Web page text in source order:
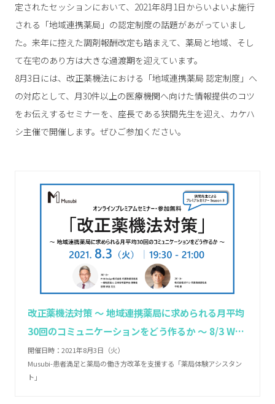
定されたセッションにおいて、2021年8月1日からいよいよ施行
される「地域連携薬局」の認定制度の話題があがっていまし
た。来年に控えた調剤報酬改定も踏まえて、薬局と地域、そし
て在宅のあり方は大きな過渡期を迎えています。
8月3日には、改正薬機法における「地域連携薬局 認定制度」へ
の対応として、月30件以上の医療機関へ向けた情報提供のコツ
をお伝えするセミナーを、座長である狭間先生を迎え、カケハ
シ主催で開催します。ぜひご参加ください。
改正薬機法対策 ～ 地域連携薬局に求められる月平均
30回のコミュニケーションをどう作るか ～ 8/3 Web
開催
開催日時：2021年8月3日（火）
Musubi-患者満足と薬局の働き方改革を支援する「薬局体験アシスタン
ト」